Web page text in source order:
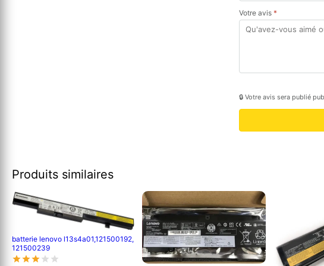
Votre avis *
🔒 Votre avis sera publié
Produits similaires
batterie lenovo l13s4a01,121500192,
121500239